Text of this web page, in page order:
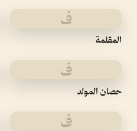
ف
المقلمة
ف
حصان المولد
ف